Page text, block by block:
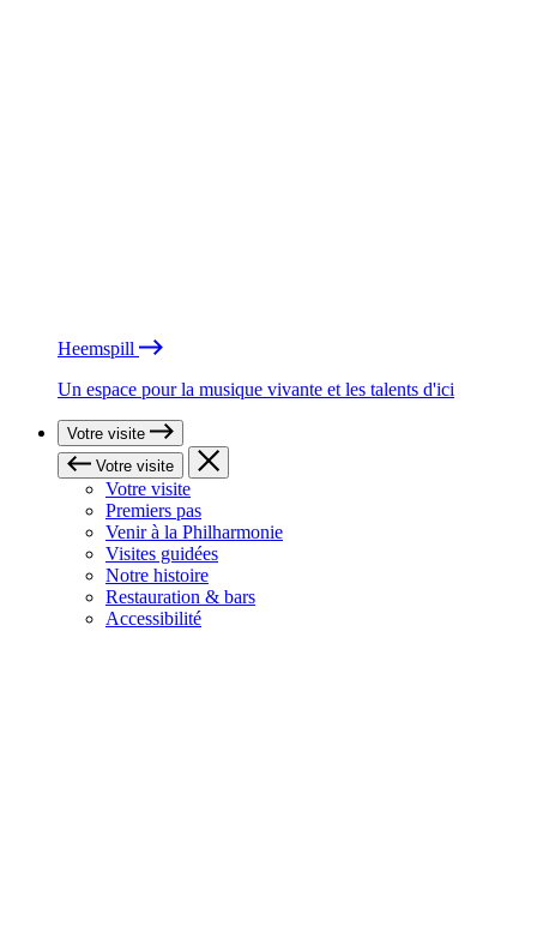
Heemspill
Un espace pour la musique vivante et les talents d'ici
Votre visite
Votre visite
Votre visite
Premiers pas
Venir à la Philharmonie
Visites guidées
Notre histoire
Restauration & bars
Accessibilité